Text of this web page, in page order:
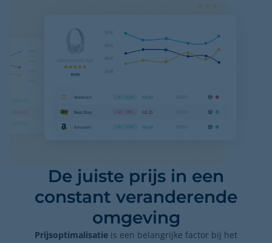
De juiste prijs in een
constant veranderende
omgeving
Prijsoptimalisatie is een belangrijke factor bij het